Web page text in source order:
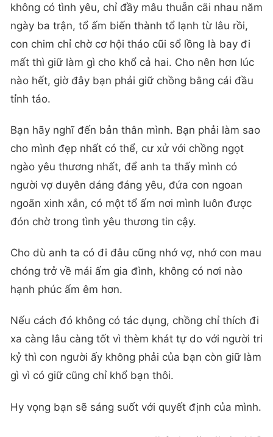
không có tình yêu, chỉ đầy mâu thuẫn cãi nhau năm
ngày ba trận, tổ ấm biến thành tổ lạnh từ lâu rồi,
con chim chỉ chờ cơ hội tháo cũi sổ lồng là bay đi
mất thì giữ làm gì cho khổ cả hai. Cho nên hơn lúc
nào hết, giờ đây bạn phải giữ chồng bằng cái đầu
tỉnh táo.
Bạn hãy nghĩ đến bản thân mình. Bạn phải làm sao
cho mình đẹp nhất có thể, cư xử với chồng ngọt
ngào yêu thương nhất, để anh ta thấy mình có
người vợ duyên dáng đáng yêu, đứa con ngoan
ngoãn xinh xắn, có một tổ ấm nơi mình luôn được
đón chờ trong tình yêu thương tin cậy.
Cho dù anh ta có đi đâu cũng nhớ vợ, nhớ con mau
chóng trở về mái ấm gia đình, không có nơi nào
hạnh phúc ấm êm hơn.
Nếu cách đó không có tác dụng, chồng chỉ thích đi
xa càng lâu càng tốt vì thèm khát tự do với người tri
kỷ thì con người ấy không phải của bạn còn giữ làm
gì vì có giữ cũng chỉ khổ bạn thôi.
Hy vọng bạn sẽ sáng suốt với quyết định của mình.